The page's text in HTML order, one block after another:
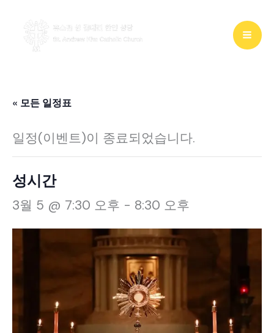
« 모든 일정표
일정(이벤트)이 종료되었습니다.
성시간
3월 5 @ 7:30 오후 - 8:30 오후